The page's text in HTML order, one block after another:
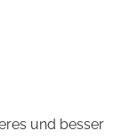
und besser